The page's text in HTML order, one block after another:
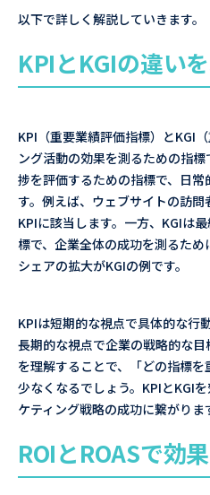
以下で詳しく解説していきます。
KPIとKGIの違い
KPI（重要業績評価指標）とKGI
ング活動の効果を測るための指
捗を評価するための指標で、日
す。例えば、ウェブサイトの訪
KPIに該当します。一方、KGIは
標で、企業全体の成功を測るた
シェアの拡大がKGIの例です。
KPIは短期的な視点で具体的な行
長期的な視点で企業の戦略的な
を理解することで、「どの指標
少なくなるでしょう。KPIとKGI
ケティング戦略の成功に繋がりま
ROIとROASで効